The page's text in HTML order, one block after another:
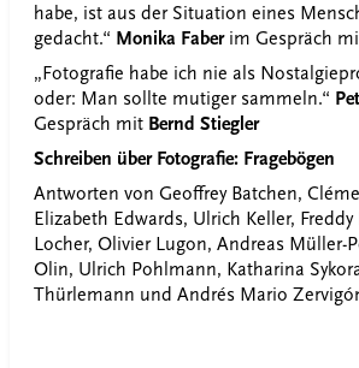
habe, ist aus der Situation eines
gedacht.“ Monika Faberim Gespräch
„Fotografie habe ich nie als
oder: Man sollte mutiger sammeln.“
Gespräch mit Bernd Stiegler
Schreiben über Fotografie: Fragebögen
Antworten von Geoffrey Batchen,
Elizabeth Edwards, Ulrich Keller,
Locher, Olivier Lugon, Andreas Müller-
Olin, Ulrich Pohlmann, Katharina
Thürlemann und Andrés Mario